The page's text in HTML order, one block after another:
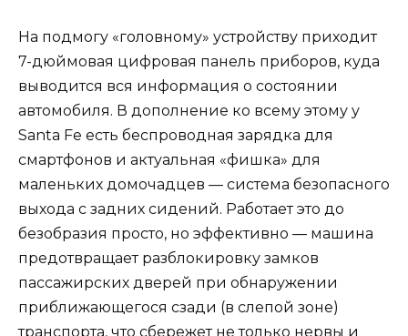
На подмогу «головному» устройству приходит
7-дюймовая цифровая панель приборов, куда
выводится вся информация о состоянии
автомобиля. В дополнение ко всему этому у
Santa Fe есть беспроводная зарядка для
смартфонов и актуальная «фишка» для
маленьких домочадцев — система безопасного
выхода с задних сидений. Работает это до
безобразия просто, но эффективно — машина
предотвращает разблокировку замков
пассажирских дверей при обнаружении
приближающегося сзади (в слепой зоне)
транспорта, что сбережет не только нервы и